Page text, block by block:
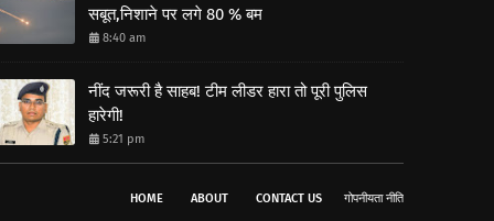
सबूत,निशाने पर लगे 80 % बम
8:40 am
नींद जरूरी है साहब! टीम लीडर हारा तो पूरी पुलिस
हारेगी!
5:21 pm
HOME ABOUT CONTACT US गोपनीयता नीति